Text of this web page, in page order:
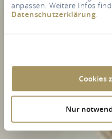
anpassen. Weitere Infos
Datenschutzerklärung.
Cookies
Nur